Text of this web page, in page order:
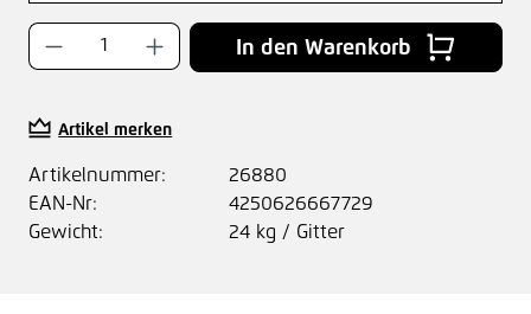
Produkt Anzahl: Gib den gewünschten
In den Warenkorb
Artikel merken
Artikelnummer:
26880
EAN-Nr:
4250626667729
Gewicht:
24 kg / Gitter